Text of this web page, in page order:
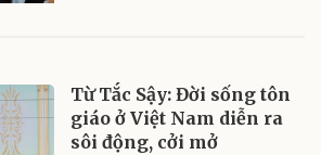
Từ Tắc Sậy: Đời sống tôn
giáo ở Việt Nam diễn ra
sôi động, cởi mở